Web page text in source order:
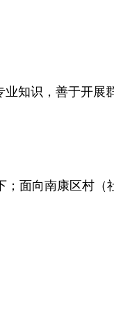
知识，善于开展
面向南康区村